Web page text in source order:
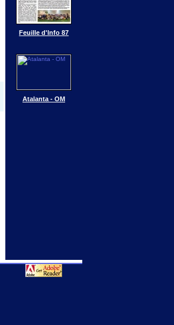
Feuille d'Info 87
Atalanta - OM